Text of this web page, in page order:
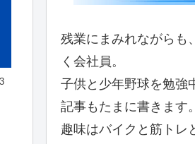
残業にまみれながらも
く会社員。
子供と少年野球を勉強
記事もたまに書きます。
趣味はバイクと筋トレ